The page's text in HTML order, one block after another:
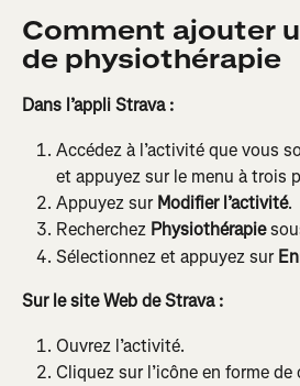
Comment ajouter
de physiothérapie
Dans l’appli Strava :
Accédez à l’activité que vous
et appuyez sur le menu à trois
Appuyez sur Modifier l’activité.
Recherchez Physiothérapie
Sélectionnez et appuyez sur
Sur le site Web de Strava :
Ouvrez l’activité.
Cliquez sur l’icône en forme